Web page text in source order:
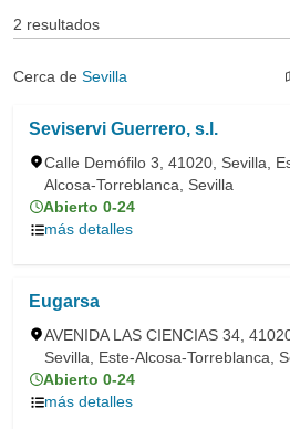
2 resultados
Cerca de Sevilla
Seviservi Guerrero, s.l.
Calle Demófilo 3, 41020, Sevilla,
Alcosa-Torreblanca, Sevilla
Abierto 0-24
más detalles
Eugarsa
AVENIDA LAS CIENCIAS 34,
Sevilla, Este-Alcosa-Torreblanca,
Abierto 0-24
más detalles